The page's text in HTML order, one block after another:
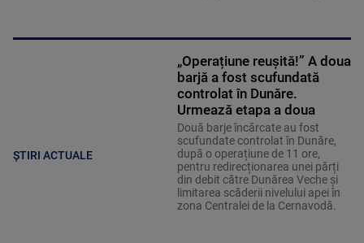
ȘTIRI ACTUALE
„Operațiune reușită!” A doua
barjă a fost scufundată
controlat în Dunăre.
Urmează etapa a doua
Două barje încărcate au fost
scufundate controlat în Dunăre,
după o operațiune de 11 ore,
pentru redirecționarea unei părți
din debit către Dunărea Veche și
limitarea scăderii nivelului apei în
zona Centralei de la Cernavodă.